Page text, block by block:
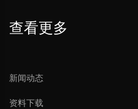
查看更多
新闻动态
资料下载